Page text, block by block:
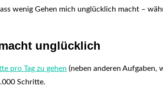
wenig Gehen mich unglücklich macht –
unglücklich
pro Tag zu gehen (neben anderen Aufgaben,
Schritte.